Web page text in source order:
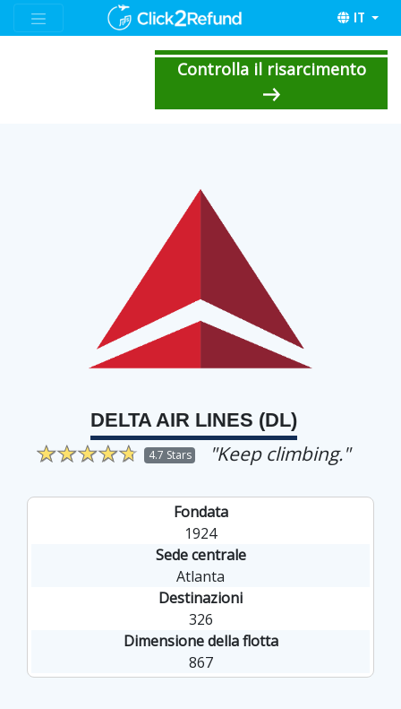
IT
Controlla il risarcimento
DELTA AIR LINES (DL)
4.7 Stars "Keep climbing."
Fondata
1924
Sede centrale
Atlanta
Destinazioni
326
Dimensione della flotta
867